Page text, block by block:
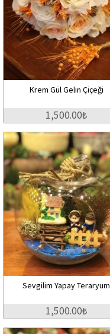
Krem Gül Gelin Çiçeği
1,500.00₺
Sevgilim Yapay Teraryum
1,500.00₺